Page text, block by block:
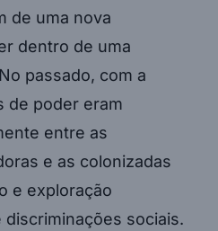
de uma nova
dentro de uma
passado, com a
de poder eram
entre as
e as colonizadas
e exploração
sociais.